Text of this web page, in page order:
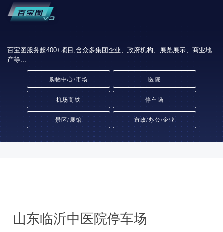
百宝图服务超400+项目,含众多集团企业、政府机构、展览展示、商业地
产等...
购物中心/市场 医院
机场高铁 停车场
景区/展馆 市政/办公/企业
山东临沂中医院停车场